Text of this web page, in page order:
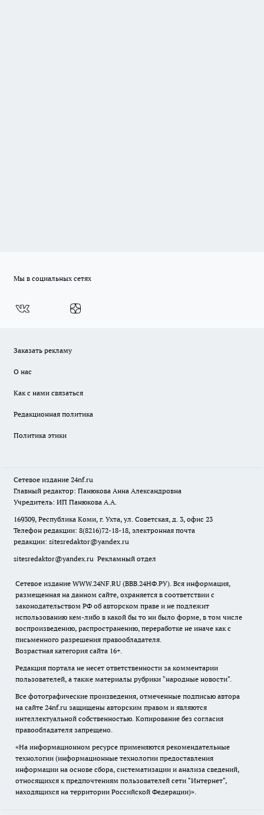
Мы в социальных сетях
Заказать рекламу
О нас
Как с нами связаться
Редакционная политика
Политика этики
Сетевое издание 24nf.ru
Главный редактор: Панюкова Анна Александровна
Учредитель: ИП Панюкова А.А.
169309, Республика Коми, г. Ухта, ул. Советская, д. 3, офис 23
Телефон редакции: 8(8216)72-18-18, электронная почта
редакции: sitesredaktor@yandex.ru
sitesredaktor@yandex.ru Рекламный отдел
Сетевое издание WWW.24NF.RU (ВВВ.24НФ.РУ). Вся информация,
размещенная на данном сайте, охраняется в соответствии с
законодательством РФ об авторском праве и не подлежит
использованию кем-либо в какой бы то ни было форме, в том числе
воспроизведению, распространению, переработке не иначе как с
письменного разрешения правообладателя.
Возрастная категория сайта 16+.
Редакция портала не несет ответственности за комментарии
пользователей, а также материалы рубрики "народные новости".
Все фотографические произведения, отмеченные подписью автора
на сайте 24nf.ru защищены авторским правом и являются
интеллектуальной собственностью. Копирование без согласия
правообладателя запрещено.
«На информационном ресурсе применяются рекомендательные
технологии (информационные технологии предоставления
информации на основе сбора, систематизации и анализа сведений,
относящихся к предпочтениям пользователей сети "Интернет",
находящихся на территории Российской Федерации)».